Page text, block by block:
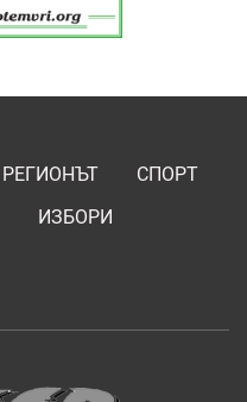
РЕГИОНЪТ
СПОРТ
ИЗБОРИ